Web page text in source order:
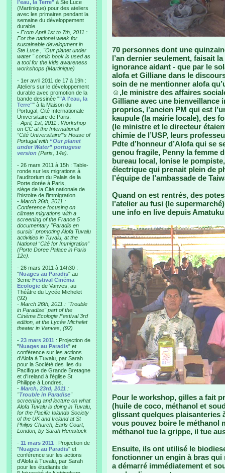
l'eau, la Terre" à Ste Luce
(Martinique) pour des ateliers
avec les primaires pendant la
semaine du développement
durable.
- From April 1st to 7th, 2011 :
For the national week for
sustainable development in
Ste Luce , "Our planet under
water " comic book is used as
a tool for the kids awareness
workshops (Martinique)
- 1er avril 2011 de 17 à 19h :
Ateliers sur le développement
durable avec promotion de la
bande dessinée ""A l'eau, la
Terre"" à la Maison du
Portugal, Cité Internationale
Universitaire de Paris.
- April, 1st, 2011 : Workshop
on CC at the International
“Cité Universitaire”’s House of
Portugal with “Our planet
under Water” portugese
version (Paris, 14e).
- 26 mars 2011 à 15h : Table-
ronde sur les migrations à
l’auditorium du Palais de la
Porte dorée à Paris,
siège de la Cité nationale de
l’histoire de l’immigration.
- March 26th, 2011 :
Conference focusing on
climate migrations with a
screening of the France 5
documentary "Paradis en
sursis" promoting Alofa Tuvalu
activities in Tuvalu, at the
National “Cité for Immigration”
(Porte Doree Palace in Paris
12e).
- 26 mars 2011 à 14h30 :
"Nuages au Paradis" au
3eme Festival Cinéma
Ecologie de Vanves, au
Théâtre du Lycée Michelet
(92)
- March 26th, 2011 : "Trouble
in Paradise" part of the
Cinéma Ecologie Festival 3rd
edition, at the Lycée Michelet
theater in Vanves, (92)
- 23 mars 2011 : Projection de
"Nuages au Paradis" et
conférence sur les actions
d'Alofa à Tuvalu, par Sarah
pour la Société des Iles du
Pacifique de Grande Bretagne
et d'Ireland à l'église St
Philippe à Londres.
- March, 23rd, 2011 :
"Trouble in Paradise"
screening and lecture on what
Alofa Tuvalu is doing in Tuvalu,
for the Pacific Islands Society
of the UK and Ireland at St
Philips Church, Earls Court,
London, by Sarah Hemstock
- 11 mars 2011 : Projection de
"Nuages au Paradis" et
conférence sur les actions
d'Alofa à Tuvalu, par Sarah
pour les étudiants de
70 personnes dont une
l’an dernier seulement, faisait
ignorance aidant - que par le
alofa et Gilliane dans le
soin de ne mentionner alofa
☺,le ministre des affaires
Gilliane avec une bienveillance
proprios, l’ancien PM qui est
kaupule (la mairie locale), des
(le ministre et le directeur
chimie de l’USP, leurs
Pdte d’honneur d’Alofa qui se
genou fragile, Penny la femme
bureau local, lonise le
électrique qui prenait plein de
l’équipe de l’ambassade de
Quand on est rentrés, des
l’atelier au fusi (le
une info en live depuis
Pour le workshop, gilles a fait
(huile de coco, méthanol et
glissant quelques plaisanteries
vous pouvez boire le méthanol
méthanol tue la grippe, il tue
Ensuite, ils ont utilisé le
fonctionner un engin à bras qui
a démarré immédiatement et